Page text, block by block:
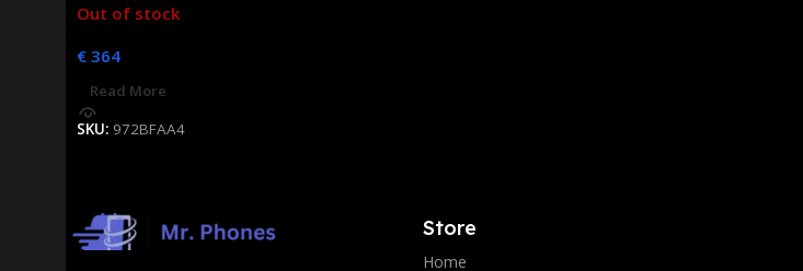
Out of stock
€ 364
Read More
SKU: 972BFAA4
Store
Home